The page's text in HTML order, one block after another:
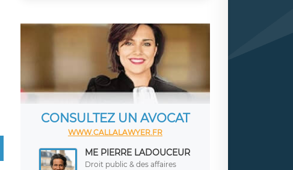
CONSULTEZ UN AVOCAT
WWW.CALLALAWYER.FR
ME PIERRE LADOUCEUR
Droit public & des affaires